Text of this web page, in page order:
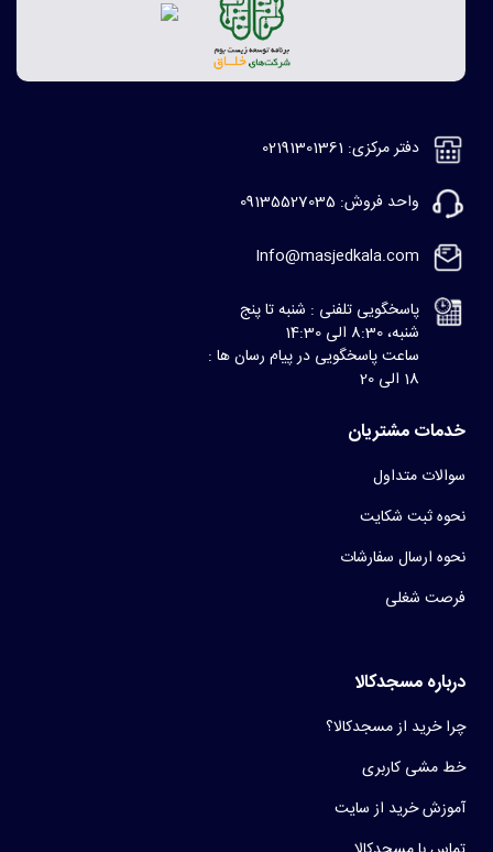
دفتر مرکزی: 02191301361
واحد فروش: 09135527035
Info@masjedkala.com
پاسخگویی تلفنی : شنبه تا پنج
شنبه، 8:30 الی 14:30
ساعت پاسخگویی در پیام رسان ها :
18 الی 20
خدمات مشتریان
سوالات متداول
نحوه ثبت شکایت
نحوه ارسال سفارشات
فرصت شغلی
درباره مسجدکالا
چرا خرید از مسجدکالا؟
خط مشی کاربری
آموزش خرید از سایت